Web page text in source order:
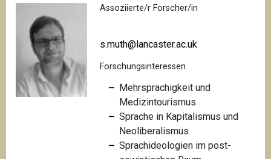
n
v
i
g
i
o
Assoziierte/r Forscher/in
s.muth@lancaster.ac.uk
Forschungsinteressen
Mehrsprachigkeit und
Medizintourismus
Sprache in Kapitalismus und
Neoliberalismus
Sprachideologien im post-